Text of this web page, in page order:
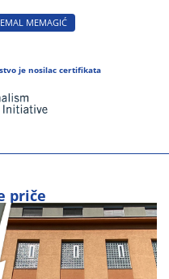
MEMAGIĆ
je nosilac certifikata
priče